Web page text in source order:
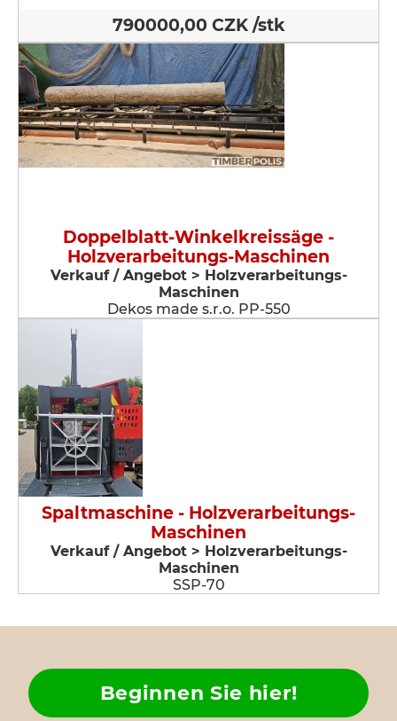
790000,00 CZK /stk
Doppelblatt-Winkelkreissäge -
Holzverarbeitungs-Maschinen
Verkauf / Angebot > Holzverarbeitungs-
Maschinen
Dekos made s.r.o. PP-550
Spaltmaschine - Holzverarbeitungs-
Maschinen
Verkauf / Angebot > Holzverarbeitungs-
Maschinen
SSP-70
Beginnen Sie hier!